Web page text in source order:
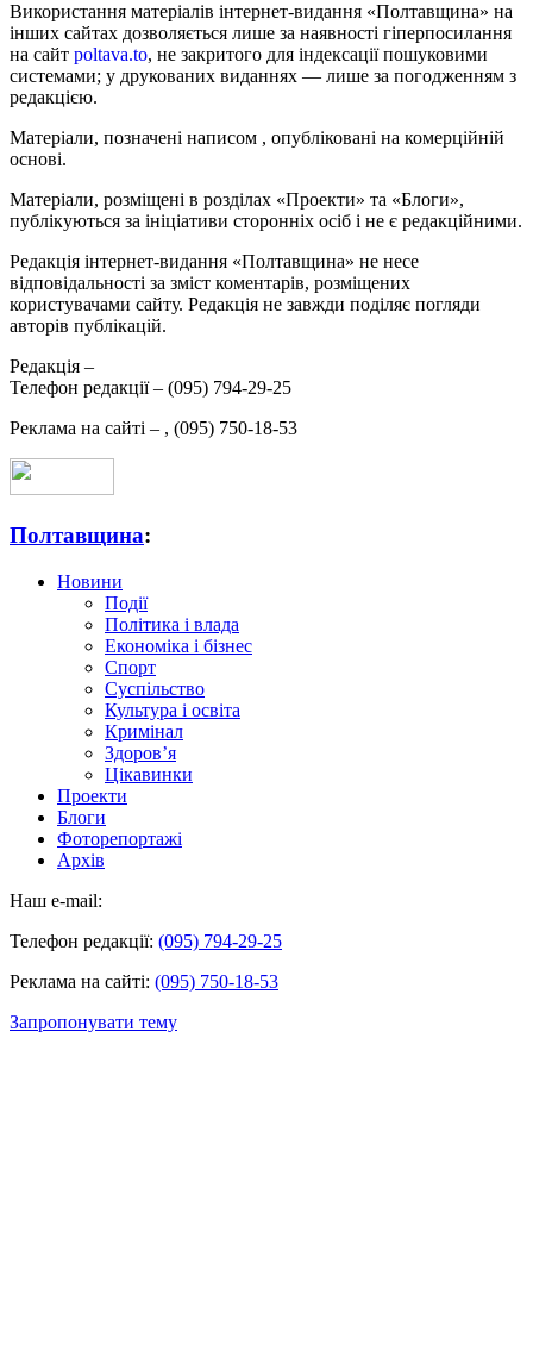
Використання матеріалів інтернет-видання «Полтавщина» на
інших сайтах дозволяється лише за наявності гіперпосилання
на сайт poltava.to, не закритого для індексації пошуковими
системами; у друкованих виданнях — лише за погодженням з
редакцією.
Матеріали, позначені написом , опубліковані на комерційній
основі.
Матеріали, розміщені в розділах «Проекти» та «Блоги»,
публікуються за ініціативи сторонніх осіб і не є редакційними.
Редакція інтернет-видання «Полтавщина» не несе
відповідальності за зміст коментарів, розміщених
користувачами сайту. Редакція не завжди поділяє погляди
авторів публікацій.
Редакція –
Телефон редакції – (095) 794-29-25
Реклама на сайті – , (095) 750-18-53
Полтавщина:
Новини
Події
Політика і влада
Економіка і бізнес
Спорт
Суспільство
Культура і освіта
Кримінал
Здоров’я
Цікавинки
Проекти
Блоги
Фоторепортажі
Архів
Наш e-mail:
Телефон редакції: (095) 794-29-25
Реклама на сайті: (095) 750-18-53
Запропонувати тему